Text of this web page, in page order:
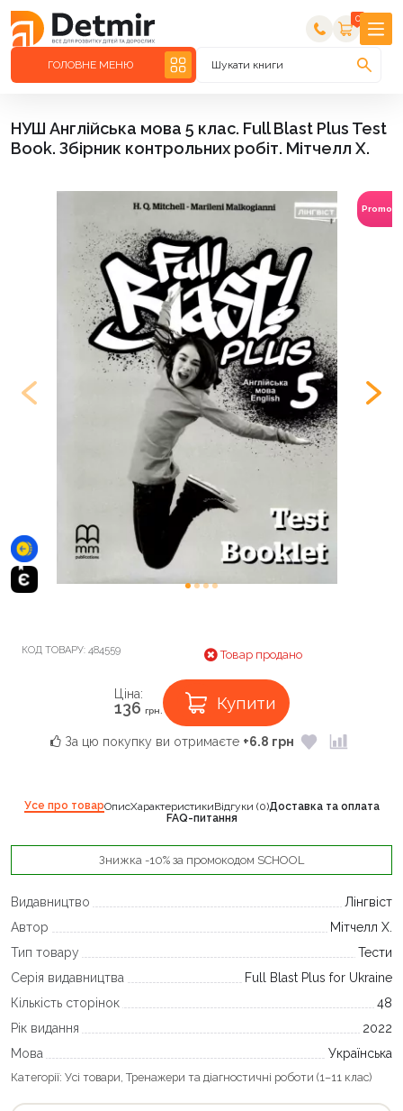
0
ГОЛОВНЕ МЕНЮ Шукати книги
НУШ Англійська мова 5 клас. Full Blast Plus Test
Book. Збірник контрольних робіт. Мітчелл Х.
КОД ТОВАРУ: 484559 Товар продано
Ціна:
136 грн. Купити
За цю покупку ви отримаєте +6.8 грн
Усе про товарОписХарактеристикиВідгуки (0)Доставка та оплата
FAQ-питання
Знижка -10% за промокодом SCHOOL
Видавництво
Лінгвіст
Автор
Мітчелл Х.
Тип товару
Тести
Серія видавництва
Full Blast Plus for Ukraine
Кількість сторінок
48
Рік видання
2022
Мова
Українська
Категорії: Усі товари, Тренажери та діагностичні роботи (1–11 клас)